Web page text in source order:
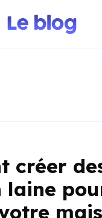
créer
laine